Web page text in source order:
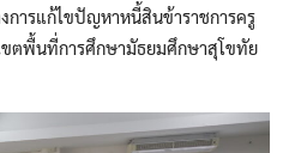
การแก้ไขปัญหาหนี้สินข้าราชการครู
ขตพื้นที่การศึกษามัธยมศึกษาสุโขทัย